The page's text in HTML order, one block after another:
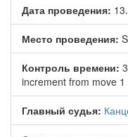
Дата проведения:
Место проведения:
Контроль времени:
increment from move
Главный судья: